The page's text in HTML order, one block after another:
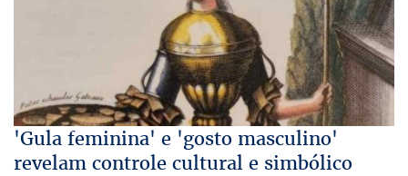
'Gula feminina' e 'gosto masculino'
revelam controle cultural e simbólico